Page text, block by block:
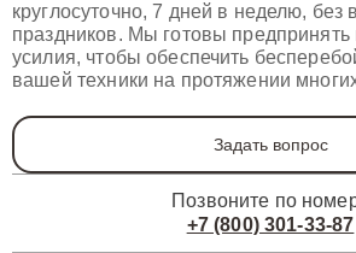
круглосуточно, 7 дней в неделю, без
праздников. Мы готовы
усилия, чтобы обеспечить
вашей техники на протяжении
Задать вопрос
Позвоните по
+7 (800) 301-33-87